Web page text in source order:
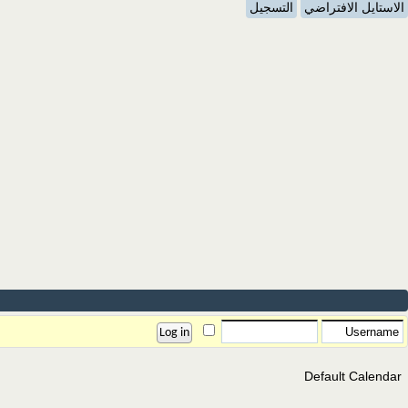
الاستايل الافتراضي
التسجيل
Default Calendar